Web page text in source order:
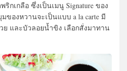
กเกลือ ซึ่งเป็นเมนู Signature ของ
องหวานจะเป็นแบบ a la carte มี
ย และบัวลอยน้ำขิง เลือกสั่งมาทาน